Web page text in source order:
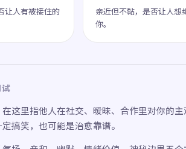
让人有被接住的
亲近但不黏，是否让人想
你。
在这里指他人在社交、暧昧、合作里对你的
搞笑，也可能是治愈靠谱。